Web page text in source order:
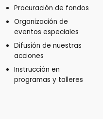
Procuración de fondos
Organización de
eventos especiales
Difusión de nuestras
acciones
Instrucción en
programas y talleres